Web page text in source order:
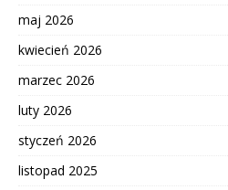
maj 2026
kwiecień 2026
marzec 2026
luty 2026
styczeń 2026
listopad 2025